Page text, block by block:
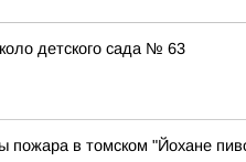
детского сада № 63
пожара в томском "Йохане